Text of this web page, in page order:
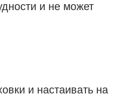
и не может
и настаивать на